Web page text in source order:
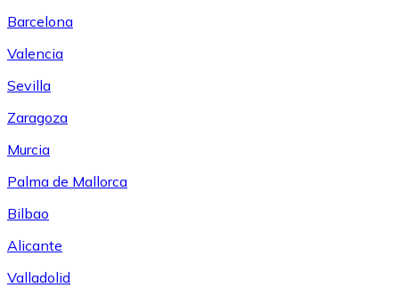
Barcelona
Valencia
Sevilla
Zaragoza
Murcia
Palma de Mallorca
Bilbao
Alicante
Valladolid